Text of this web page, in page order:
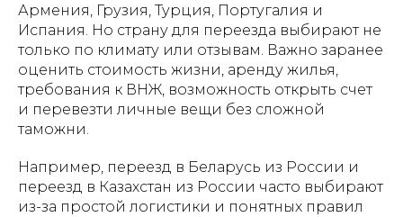
Армения, Грузия, Турция, Португалия и
Испания. Но страну для переезда выбирают не
только по климату или отзывам. Важно заранее
оценить стоимость жизни, аренду жилья,
требования к ВНЖ, возможность открыть счет
и перевезти личные вещи без сложной
таможни.
Например, переезд в Беларусь из России и
переезд в Казахстан из России часто выбирают
из-за простой логистики и понятных правил